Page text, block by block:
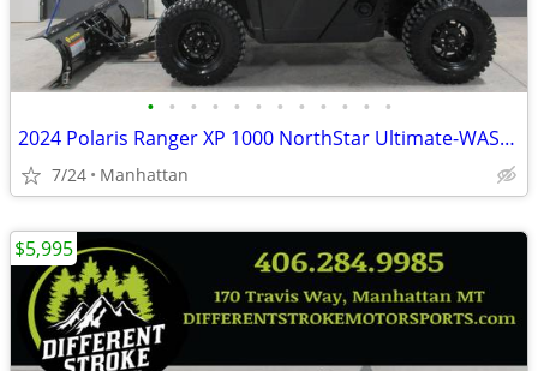
• • • • • • • • • • • •
2024 Polaris Ranger XP 1000 NorthStar Ultimate-WAS-$23,995 -$4,000 OFF
7/24 Manhattan
$5,995